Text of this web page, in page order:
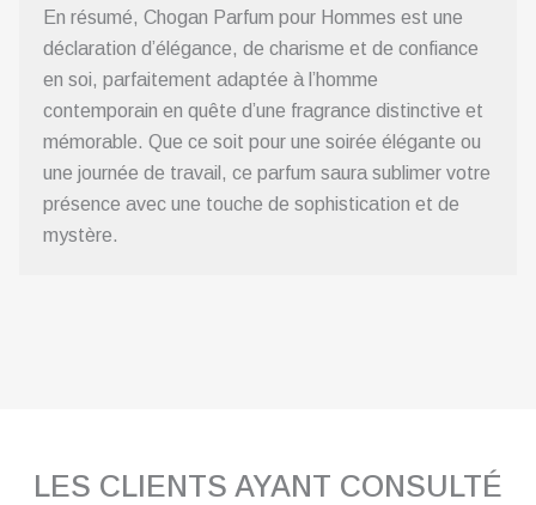
En résumé, Chogan Parfum pour Hommes est une
déclaration d’élégance, de charisme et de confiance
en soi, parfaitement adaptée à l’homme
contemporain en quête d’une fragrance distinctive et
mémorable. Que ce soit pour une soirée élégante ou
une journée de travail, ce parfum saura sublimer votre
présence avec une touche de sophistication et de
mystère.
LES CLIENTS AYANT CONSULTÉ